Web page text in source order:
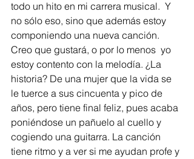
todo un hito en mi carrera musical.  Y
no sólo eso, sino que además estoy
componiendo una nueva canción.
Creo que gustará, o por lo menos  yo
estoy contento con la melodía. ¿La
historia? De una mujer que la vida se
le tuerce a sus cincuenta y pico de
años, pero tiene final feliz, pues acaba
poniéndose un pañuelo al cuello y
cogiendo una guitarra. La canción
tiene ritmo y a ver si me ayudan profe y